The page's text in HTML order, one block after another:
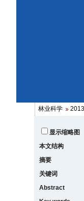
林业科学
显示缩略图
本文结构
摘要
关键词
Abstract